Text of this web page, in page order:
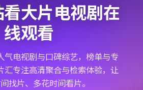
大片电视剧在
线观看
气电视剧与口碑综艺，榜单与专
汇专注高清聚合与检索体验，让
找片、多花时间看片。